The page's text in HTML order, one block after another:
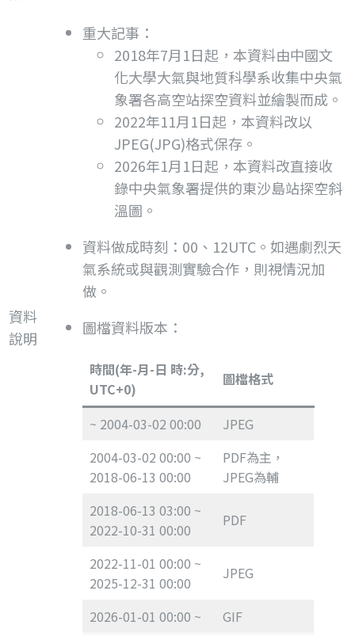
資料
說明
重大記事：
2018年7月1日起，本資料由中國文
化大學大氣與地質科學系收集中央氣
象署各高空站探空資料並繪製而成。
2022年11月1日起，本資料改以
JPEG(JPG)格式保存。
2026年1月1日起，本資料改直接收
錄中央氣象署提供的東沙島站探空斜
溫圖。
資料做成時刻：00、12UTC。如遇劇烈天
氣系統或與觀測實驗合作，則視情況加
做。
圖檔資料版本：
時間(年-月-日 時:分,
UTC+0)
圖檔格式
~ 2004-03-02 00:00
JPEG
2004-03-02 00:00 ~
2018-06-13 00:00
PDF為主，
JPEG為輔
2018-06-13 03:00 ~
2022-10-31 00:00
PDF
2022-11-01 00:00 ~
2025-12-31 00:00
JPEG
2026-01-01 00:00 ~ GIF